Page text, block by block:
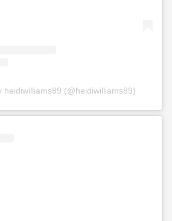
heidiwilliams89 (@heidiwilliams89)